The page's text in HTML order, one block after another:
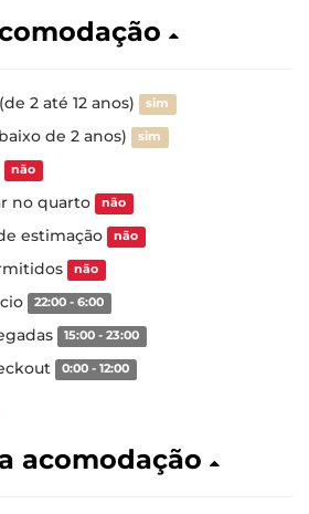
2 até 12 anos) sim
de 2 anos) sim
não
no quarto não
estimação não
não
22:00 - 6:00
15:00 - 23:00
0:00 - 12:00
acomodação